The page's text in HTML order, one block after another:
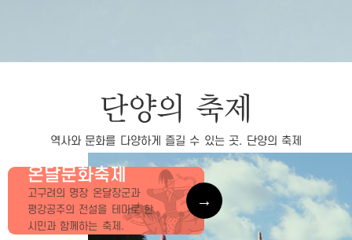
단양의 축제
역사와 문화를 다양하게 즐길 수 있는 곳. 단양의 축제
온달문화축제
고구려의 명장 온달장군과
평강공주의 전설을 테마로 한
시민과 함께하는 축제.